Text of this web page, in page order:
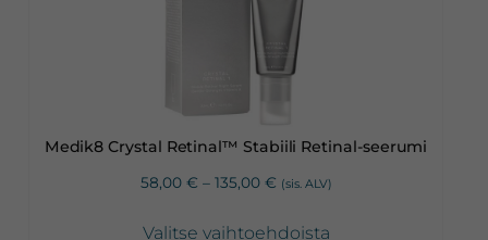
Medik8 Crystal Retinal™ Stabiili Retinal-seerumi
58,00 € – 135,00 €Hintaluokka:
-
(sis. ALV)
Valitse vaihtoehdoista